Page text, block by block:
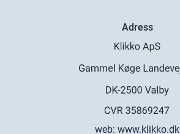
Adress
web: www.klikko.dk